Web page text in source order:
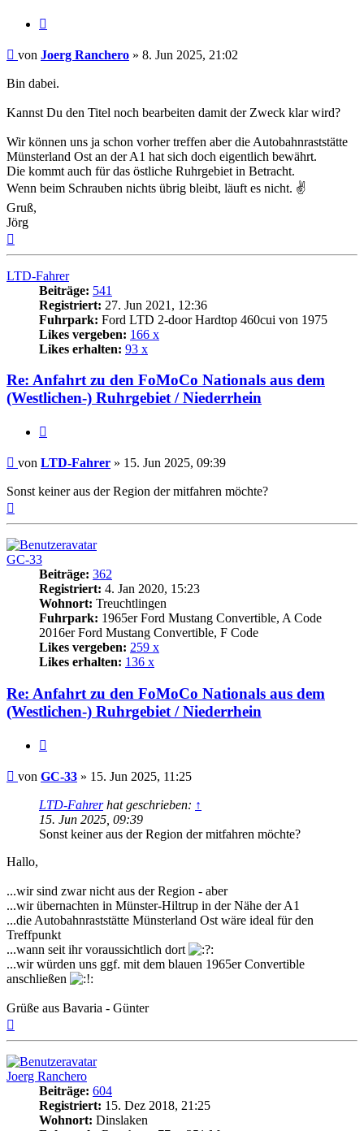
Beitrag
von Joerg Ranchero » 8. Jun 2025, 21:02
Bin dabei.
Kannst Du den Titel noch bearbeiten damit der Zweck klar wird?
Wir können uns ja schon vorher treffen aber die Autobahnraststätte
Münsterland Ost an der A1 hat sich doch eigentlich bewährt.
Die kommt auch für das östliche Ruhrgebiet in Betracht.
Wenn beim Schrauben nichts übrig bleibt, läuft es nicht. ✌
Gruß,
Jörg
LTD-Fahrer
Beiträge: 541
Registriert: 27. Jun 2021, 12:36
Fuhrpark: Ford LTD 2-door Hardtop 460cui von 1975
Likes vergeben: 166 x
Likes erhalten: 93 x
Re: Anfahrt zu den FoMoCo Nationals aus dem
(Westlichen-) Ruhrgebiet / Niederrhein
Beitrag
von LTD-Fahrer » 15. Jun 2025, 09:39
Sonst keiner aus der Region der mitfahren möchte?
GC-33
Beiträge: 362
Registriert: 4. Jan 2020, 15:23
Wohnort: Treuchtlingen
Fuhrpark: 1965er Ford Mustang Convertible, A Code
2016er Ford Mustang Convertible, F Code
Likes vergeben: 259 x
Likes erhalten: 136 x
Re: Anfahrt zu den FoMoCo Nationals aus dem
(Westlichen-) Ruhrgebiet / Niederrhein
Beitrag
von GC-33 » 15. Jun 2025, 11:25
LTD-Fahrerhat geschrieben: ↑
15. Jun 2025, 09:39
Sonst keiner aus der Region der mitfahren möchte?
Hallo,
...wir sind zwar nicht aus der Region - aber
...wir übernachten in Münster-Hiltrup in der Nähe der A1
...die Autobahnraststätte Münsterland Ost wäre ideal für den
Treffpunkt
...wann seit ihr voraussichtlich dort
...wir würden uns ggf. mit dem blauen 1965er Convertible
anschließen
Grüße aus Bavaria - Günter
Joerg Ranchero
Beiträge: 604
Registriert: 15. Dez 2018, 21:25
Wohnort: Dinslaken